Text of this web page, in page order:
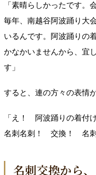
「素晴らしかったです
毎年、南越谷阿波踊り大
いるんです。阿波踊りの
かなかいませんから、宜
す」
すると、連の方々の表情
「え！ 阿波踊りの着付
名刺名刺！ 交換！ 名刺
名刺交換から